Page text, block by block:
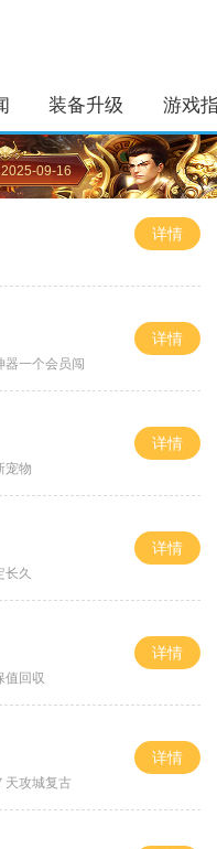
装备升级 游戏
09-16
详情
器一个会员闯
详情
宠物
详情
长久
详情
值回収
详情
天攻城复古
详情